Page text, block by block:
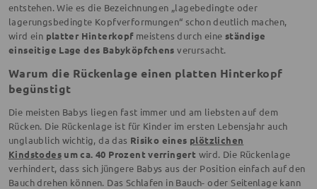
entstehen. Wie es die Bezeichnungen „lagebedingte oder
lagerungsbedingte Kopfverformungen“ schon deutlich machen,
wird ein platter Hinterkopfmeistens durch eine ständige
einseitige Lage des Babyköpfchensverursacht.
Warum die Rückenlage einen platten Hinterkopf
begünstigt
Die meisten Babys liegen fast immer und am liebsten auf dem
Rücken. Die Rückenlage ist für Kinder im ersten Lebensjahr auch
unglaublich wichtig, da das Risiko eines plötzlichen
Kindstodesum ca. 40 Prozent verringert wird. Die Rückenlage
verhindert, dass sich jüngere Babys aus der Position einfach auf den
Bauch drehen können. Das Schlafen in Bauch- oder Seitenlage kann